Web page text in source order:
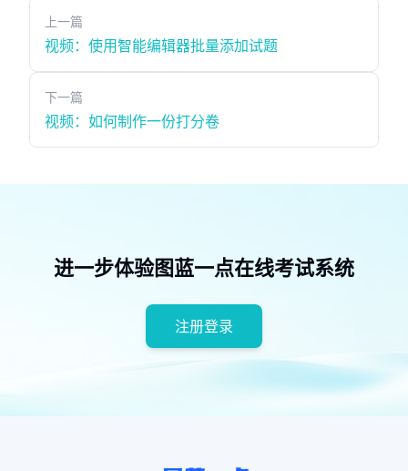
上一篇
视频：使用智能编辑器批量添加试题
下一篇
视频：如何制作一份打分卷
进一步体验图蓝一点在线考试系统
注册登录